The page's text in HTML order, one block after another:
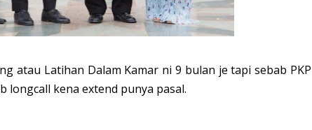
atau Latihan Dalam Kamar ni 9 bulan je tapi sebab PKP
longcall kena extend punya pasal.